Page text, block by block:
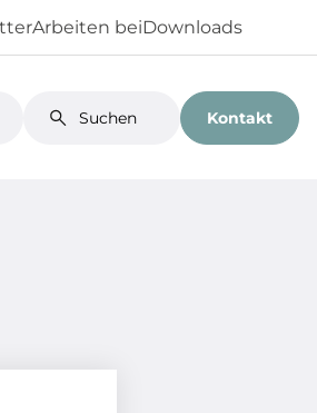
Arbeiten beiDownloads
Kontakt